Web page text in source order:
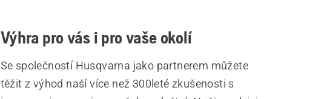
Výhra pro vás i pro vaše okolí
Se společností Husqvarna jako partnerem můžete
těžit z výhod naší více než 300leté zkušenosti s